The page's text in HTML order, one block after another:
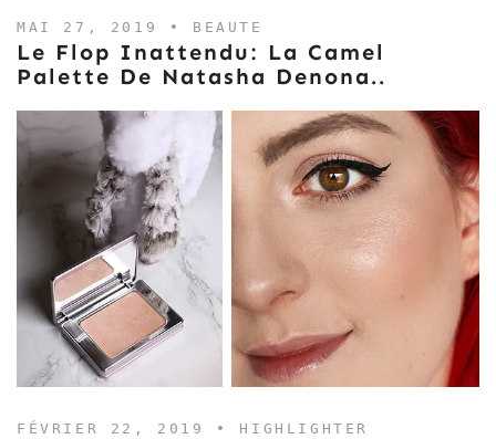
MAI 27, 2019 • BEAUTE
Le Flop Inattendu: La Camel
Palette De Natasha Denona..
FÉVRIER 22, 2019 • HIGHLIGHTER